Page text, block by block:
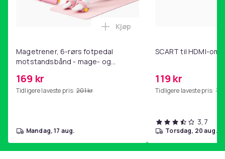
Magetrener, 6-rørs fotpedal
motstandsbånd - mage- og
hjemmegymnastikk Pink
169 kr
Tidligere laveste pris: 201 kr
Legg Magetrener, 6-rørs
Kjøp
mandag, 17 aug.
SCART til HDMI-
119 kr
Tidligere laveste pris:
3,7
torsdag, 20 aug.